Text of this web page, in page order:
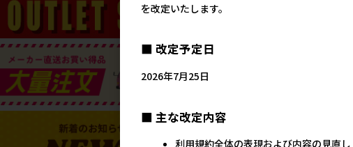
を改定いたします。
■ 改定予定日
2026年7月25日
■ 主な改定内容
利用規約全体の表現および内容の見直し